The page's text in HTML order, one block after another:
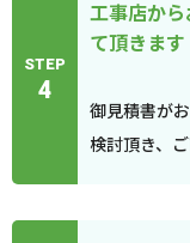
STEP
4
工事店か
て頂きます
御見積書が
検討頂き、